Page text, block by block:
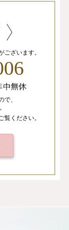
ざいます。
、
ご覧ください。